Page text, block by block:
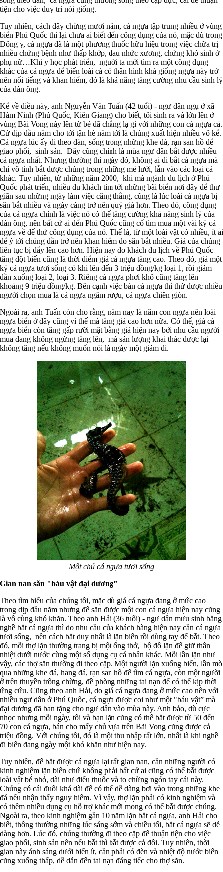
tiện cho việc duy trì nòi giống.
Tuy nhiên, cách đây chừng mươi năm, cá ngựa tập trung nhiều ở vùng
biển Phú Quốc thì lại chưa ai biết đến công dụng của nó, mặc dù trong
Đông y, cá ngựa đã là một phương thuốc hữu hiệu trong việc chữa trị
nhiều chứng bệnh như thấp khớp, đau nhức xương, chứng khó sinh ở
phụ nữ…Khi y học phát triển, người ta mới tìm ra một công dụng
khác của cá ngựa để biến loài cá có thân hình khá giống ngựa này trở
nên nổi tiếng và khan hiếm, đó là khả năng tăng cường nhu cầu sinh lý
của đàn ông.
Kể về điều này, anh Nguyễn Văn Tuấn (42 tuổi) - ngư dân ngụ ở xã
Hàm Ninh (Phú Quốc, Kiên Giang) cho biết, tôi sinh ra và lớn lên ở
vùng Bãi Vong này lên từ bé đã chẳng lạ gì với những con cá ngựa cả.
Cứ dịp đầu năm cho tới tận hè năm tới là chúng xuất hiện nhiều vô kể.
Cá ngựa lúc ấy đi theo đàn, sống trong những khe đá, rạn san hồ để
giao phối, sinh sản. Đây cũng chính là mùa ngư dân bắt được nhiều
cá ngựa nhất. Nhưng thường thì ngày đó, không ai đi bắt cá ngựa mà
chỉ vô tình bắt được chúng trong những mẻ lưới, lẫn vào các loại cá
khác. Tuy nhiên, từ những năm 2000, khi mà ngành du lịch ở Phú
Quốc phát triển, nhiều du khách tìm tới những bãi biển nơi đây để thư
giãn sau những ngày làm việc căng thẳng, cũng là lúc loài cá ngựa bị
săn bắt nhiều và ngày càng trở nên quý giá hơn. Theo đó, công dụng
của cá ngựa chính là việc nó có thể tăng cường khả năng sinh lý của
đàn ông, nên bất cứ ai đến Phú Quốc cũng cố tìm mua một vài ký cá
ngựa về để thử công dụng của nó. Thế là, từ một loài vật có nhiều, ít ai
để ý tới chúng dần trở nên khan hiếm do săn bắt nhiều. Giá của chúng
liên tục bị đẩy lên cao hơn. Hiện nay do khách du lịch về Phú Quốc
tăng đột biến cũng là thời điểm giá cá ngựa tăng cao. Theo đó, giá một
ký cá ngựa tươi sống có khi lên đến 3 triệu đồng/kg loại 1, rồi giảm
dần xuống loại 2, loại 3. Riêng cá ngựa phơi khô cũng tăng lên
khoảng 9 triệu đồng/kg. Bên cạnh việc bán cá ngựa thì thứ được nhiều
người chọn mua là cá ngựa ngâm rượu, cá ngựa chiên giòn.
Ngoài ra, anh Tuấn còn cho rằng, năm nay là năm con ngựa nên loài
ngựa biển ở đây cũng vì thế mà tăng giá cao hơn nữa. Có thể, giá cá
ngựa biển còn tăng gấp rưỡi mặt bằng giá hiện nay bởi nhu cầu người
mua đang không ngừng tăng lên, mà sản lượng khai thác được lại
không tăng nếu không muốn nói là ngày một giảm đi.
Một chú cá ngựa tươi sống
Gian nan săn "báu vật đại dương”
Theo tìm hiểu của chúng tôi, mặc dù giá cá ngựa đang ở mức cao
trong dịp đầu năm nhưng để săn được một con cá ngựa hiện nay cũng
là vô cùng khó khăn. Theo anh Hải (36 tuổi) - ngư dân mưu sinh bằng
nghề bắt cá ngựa thì do nhu cầu của khách hàng hiện nay cần cá ngựa
tươi sống, nên cách bắt duy nhất là lặn biển rồi dùng tay để bắt. Theo
đó, mỗi thợ lặn thường trang bị một ống thở, bộ đồ lặn để giữ thân
nhiệt dưới nước cùng một số dụng cụ cá nhân khác. Mỗi lần lặn như
vậy, các thợ săn thường đi theo cặp. Một người lặn xuống biển, lần mò
qua những khe đá, hang đá, rạn san hô để tìm cá ngựa, còn một người
ở trên thuyền trông chừng, đề phòng những tai nạn để có thể kịp thời
ứng cứu. Cũng theo anh Hải, do giá cá ngựa đang ở mức cao nên với
nhiều ngư dân ở Phú Quốc, cá ngựa được coi như một "báu vật” mà
đại dương đã ban tặng cho ngư dân vào mùa này. Anh bảo, dù cực
nhọc nhưng mỗi ngày, tôi và bạn lặn cũng có thể bắt được từ 50 đến
70 con cá ngựa, bán cho mấy chủ vựa trên Bãi Vong cũng được cả
triệu đồng. Với chúng tôi, đó là một thu nhập rất lớn, nhất là khi nghề
đi biển đang ngày một khó khăn như hiện nay.
Tuy nhiên, để bắt được cá ngựa lại rất gian nan, cần những người có
kinh nghiệm lặn biển chứ không phải bất cứ ai cũng có thể bắt được
loài vật bé nhỏ, dài như điếu thuốc và to chừng ngón tay cái này.
Chúng có cái đuôi khá dài để có thể dễ dàng bơi vào trong những khe
đá nếu nhận thấy nguy hiểm. Vì vậy, thợ lặn phải có kinh nghiệm và
có thêm nhiều dụng cụ hỗ trợ khác mới mong có thể bắt được chúng.
Ngoài ra, theo kinh nghiệm gần 10 năm lặn bắt cá ngựa, anh Hải cho
biết, thông thường những lúc sáng sớm và chiều tối, bắt cá ngựa sẽ dễ
dàng hơn. Lúc đó, chúng thường đi theo cặp để thuận tiện cho việc
giao phối, sinh sản nên nếu bắt thì bắt được cả đôi. Tuy nhiên, thời
gian này ánh sáng dưới biển ít, cần phải có đèn và nhiệt độ nước biển
cũng xuống thấp, dễ dẫn đến tai nạn đáng tiếc cho thợ săn.